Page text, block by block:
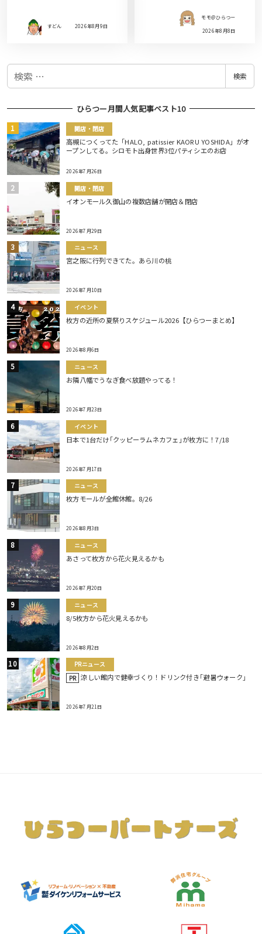
すどん 2026年8月9日
モモ＠ひらつー
2026年8月8日
検
検索
ひらつー月間人気記事ベスト10
開店・閉店
高槻につくってた「HALO, patissier KAORU YOSHIDA」がオ
ープンしてる。シロモト出身世界3位パティシエのお店
2026年7月26日
開店・閉店
イオンモール久御山の複数店舗が開店＆閉店
2026年7月29日
ニュース
宮之阪に行列できてた。あら川の桃
2026年7月10日
イベント
枚方の近所の夏祭りスケジュール2026【ひらつーまとめ】
2026年8月6日
ニュース
お隣八幡でうなぎ食べ放題やってる！
2026年7月23日
イベント
日本で1台だけ｢クッピーラムネカフェ｣が枚方に！7/18
2026年7月17日
ニュース
枚方モールが全館休館。8/26
2026年8月3日
ニュース
あさって枚方から花火見えるかも
2026年7月20日
ニュース
8/5枚方から花火見えるかも
2026年8月2日
PRニュース
PR 涼しい館内で健幸づくり！ドリンク付き｢避暑ウォーク｣
2026年7月21日